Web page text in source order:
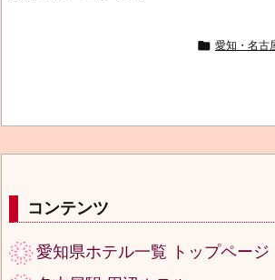
 愛知・名古
コンテンツ
愛知県ホテル一覧 トップページ